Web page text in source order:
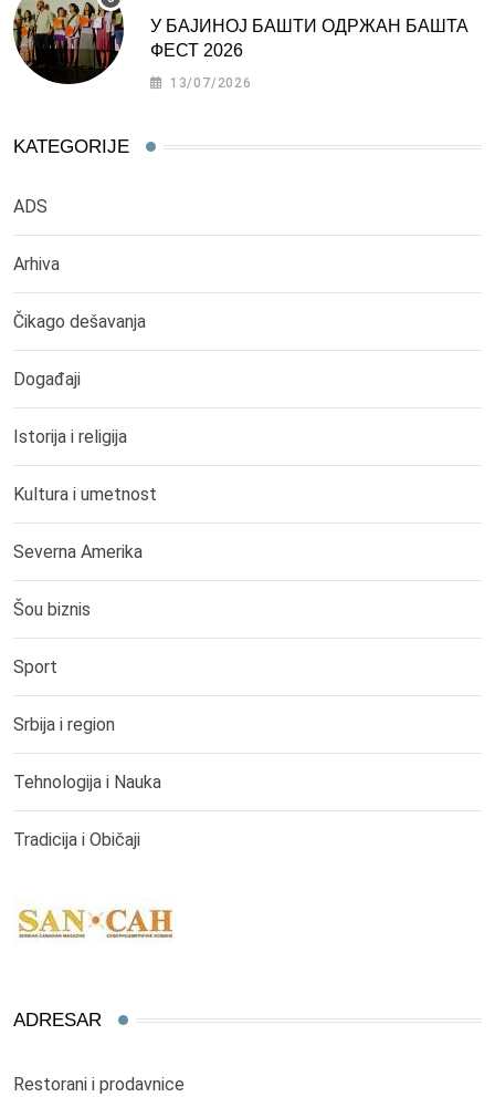
У БАЈИНОЈ БАШТИ ОДРЖАН БАШТА
ФЕСТ 2026
13/07/2026
KATEGORIJE
ADS
Arhiva
Čikago dešavanja
Događaji
Istorija i religija
Kultura i umetnost
Severna Amerika
Šou biznis
Sport
Srbija i region
Tehnologija i Nauka
Tradicija i Običaji
ADRESAR
Restorani i prodavnice